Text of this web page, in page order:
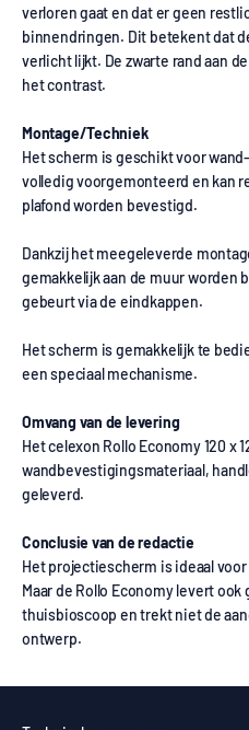
verloren gaat en dat er geen
binnendringen. Dit betekent dat
verlicht lijkt. De zwarte rand aan
het contrast.
Montage/Techniek
Het scherm is geschikt voor
volledig voorgemonteerd en kan
plafond worden bevestigd.
Dankzij het meegeleverde
gemakkelijk aan de muur worden
gebeurt via de eindkappen.
Het scherm is gemakkelijk te
een speciaal mechanisme.
Omvang van de levering
Het celexon Rollo Economy 120 x
wandbevestigingsmateriaal,
geleverd.
Conclusie van de redactie
Het projectiescherm is ideaal
Maar de Rollo Economy levert
thuisbioscoop en trekt niet de
ontwerp.